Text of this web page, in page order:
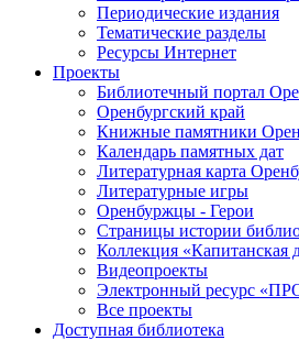
Периодические издания
Тематические разделы
Ресурсы Интернет
Проекты
Библиотечный портал
Оренбургский край
Книжные памятники
Календарь памятных дат
Литературная карта
Литературные игры
Оренбуржцы - Герои
Страницы истории
Коллекция «Капитанская
Видеопроекты
Электронный ресурс
Все проекты
Доступная библиотека